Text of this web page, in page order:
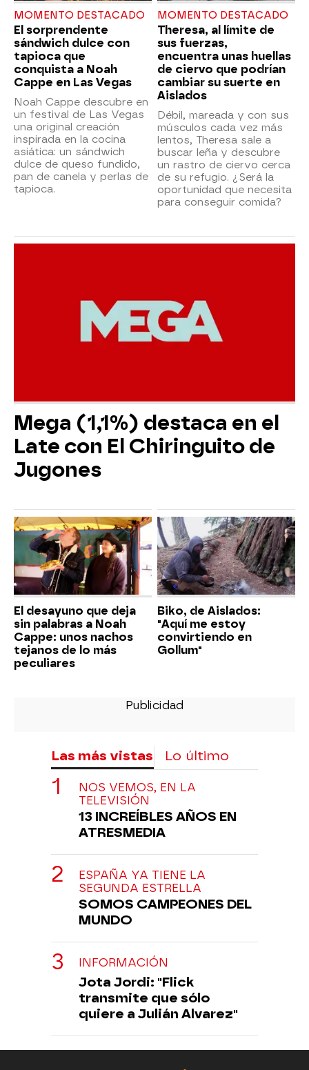
MOMENTO DESTACADO
El sorprendente
sándwich dulce con
tapioca que
conquista a Noah
Cappe en Las Vegas
Noah Cappe descubre en
un festival de Las Vegas
una original creación
inspirada en la cocina
asiática: un sándwich
dulce de queso fundido,
pan de canela y perlas de
tapioca.
MOMENTO DESTACADO
Theresa, al límite de
sus fuerzas,
encuentra unas huellas
de ciervo que podrían
cambiar su suerte en
Aislados
Débil, mareada y con sus
músculos cada vez más
lentos, Theresa sale a
buscar leña y descubre
un rastro de ciervo cerca
de su refugio. ¿Será la
oportunidad que necesita
para conseguir comida?
Mega (1,1%) destaca en el
Late con El Chiringuito de
Jugones
El desayuno que deja
sin palabras a Noah
Cappe: unos nachos
tejanos de lo más
peculiares
Biko, de Aislados:
"Aquí me estoy
convirtiendo en
Gollum"
Las más vistas Lo último
NOS VEMOS, EN LA
TELEVISIÓN
13 INCREÍBLES AÑOS EN
ATRESMEDIA
ESPAÑA YA TIENE LA
SEGUNDA ESTRELLA
SOMOS CAMPEONES DEL
MUNDO
INFORMACIÓN
Jota Jordi: "Flick
transmite que sólo
quiere a Julián Alvarez"